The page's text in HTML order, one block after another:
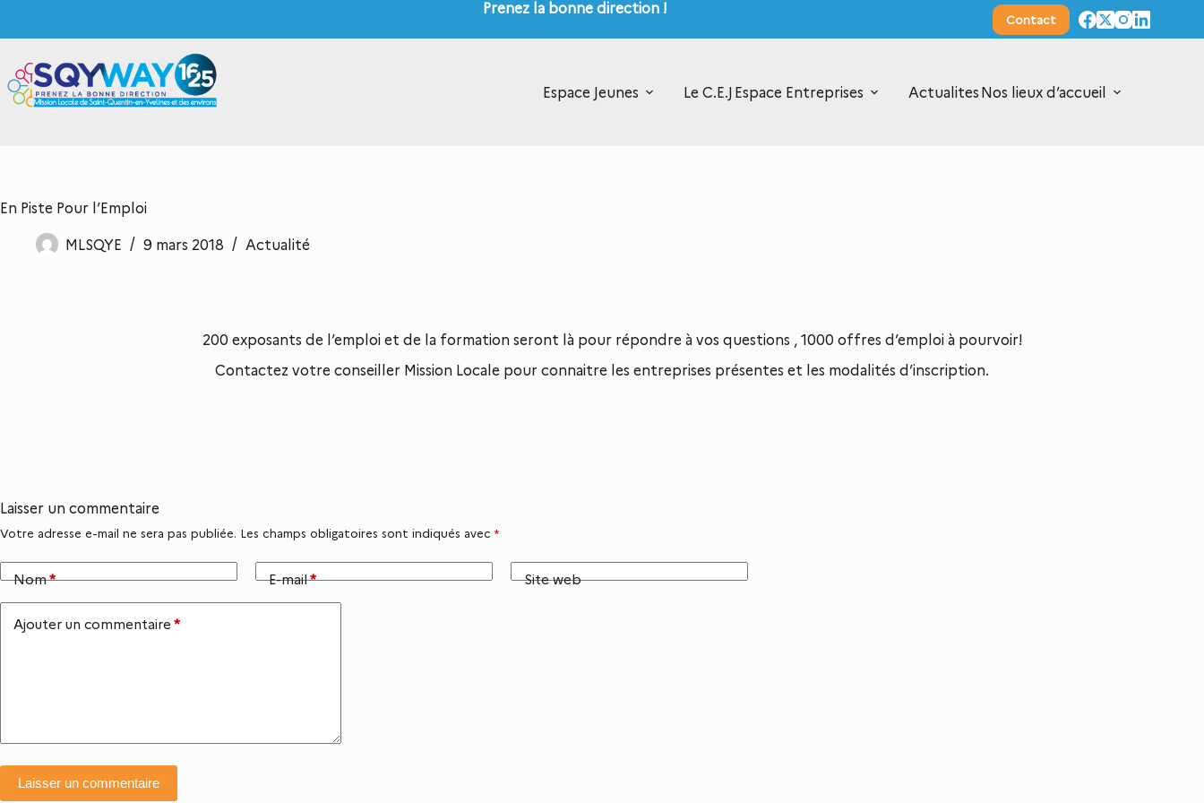
Prenez la bonne direction !
Contact
Espace Jeunes Le C.E.J Espace Entreprises Actualites Nos lieux d’accueil
En Piste Pour l’Emploi
MLSQYE 9 mars 2018 Actualité
200 exposants de l’emploi et de la formation seront là pour répondre à vos questions , 1000 offres d’emploi à pourvoir!
Contactez votre conseiller Mission Locale pour connaitre les entreprises présentes et les modalités d’inscription.
Laisser un commentaire
Votre adresse e-mail ne sera pas publiée. Les champs obligatoires sont indiqués avec *
Nom* E-mail* Site web
Ajouter un commentaire *
Laisser un commentaire